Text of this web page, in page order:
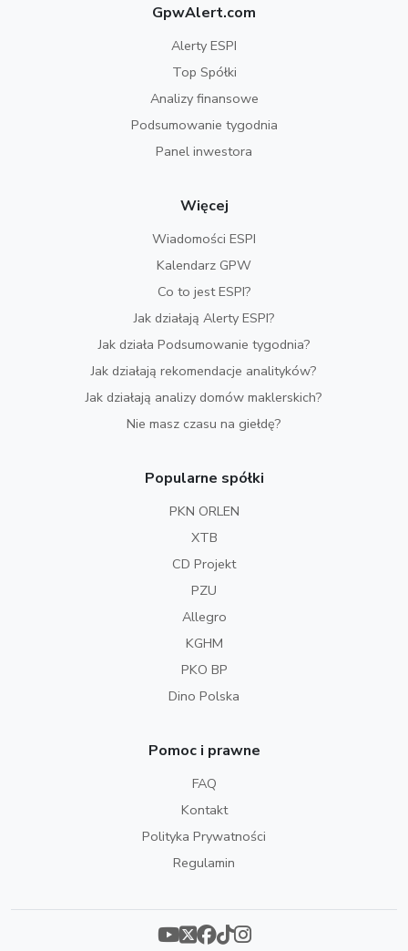
GpwAlert.com
Alerty ESPI
Top Spółki
Analizy finansowe
Podsumowanie tygodnia
Panel inwestora
Więcej
Wiadomości ESPI
Kalendarz GPW
Co to jest ESPI?
Jak działają Alerty ESPI?
Jak działa Podsumowanie tygodnia?
Jak działają rekomendacje analityków?
Jak działają analizy domów maklerskich?
Nie masz czasu na giełdę?
Popularne spółki
PKN ORLEN
XTB
CD Projekt
PZU
Allegro
KGHM
PKO BP
Dino Polska
Pomoc i prawne
FAQ
Kontakt
Polityka Prywatności
Regulamin